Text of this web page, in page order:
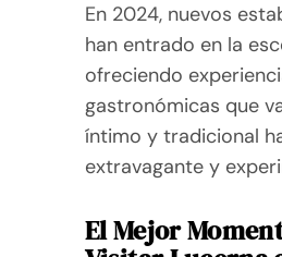
En 2024, nuevos
han entrado en la
ofreciendo
gastronómicas que
íntimo y tradicional
extravagante y
El Mejor